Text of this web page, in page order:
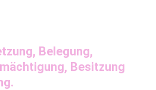
Belegung,
Besitzung